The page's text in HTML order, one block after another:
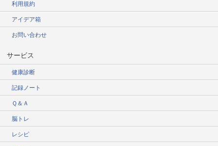
利用規約
アイデア箱
お問い合わせ
サービス
健康診断
記録ノート
Ｑ＆Ａ
脳トレ
レシピ